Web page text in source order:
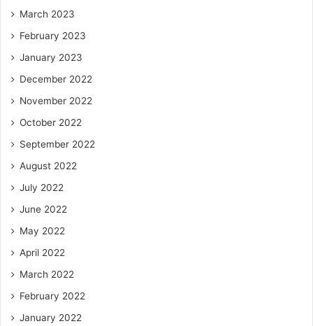
March 2023
February 2023
January 2023
December 2022
November 2022
October 2022
September 2022
August 2022
July 2022
June 2022
May 2022
April 2022
March 2022
February 2022
January 2022